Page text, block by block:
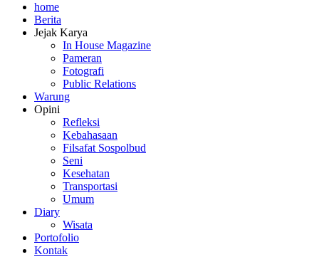
home
Berita
Jejak Karya
In House Magazine
Pameran
Fotografi
Public Relations
Warung
Opini
Refleksi
Kebahasaan
Filsafat Sospolbud
Seni
Kesehatan
Transportasi
Umum
Diary
Wisata
Portofolio
Kontak